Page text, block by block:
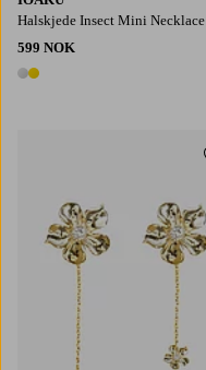
Halskjede Insect Mini Necklace
599 NOK
2 farger